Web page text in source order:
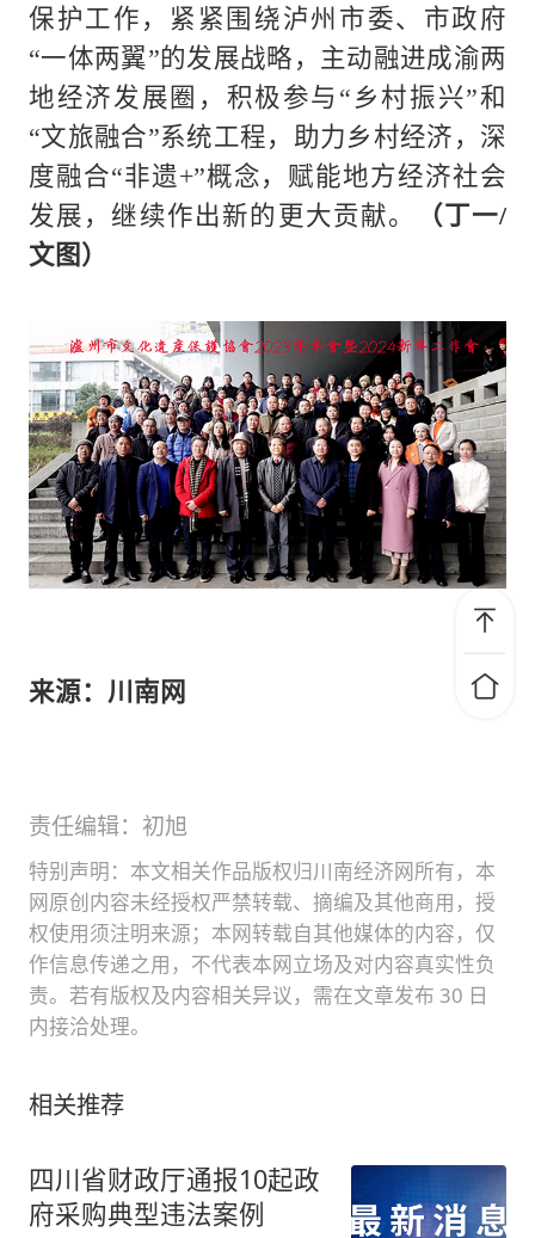
保护工作，紧紧围绕泸州市委、市政府
“一体两翼”的发展战略，主动融进成渝两
地经济发展圈，积极参与“乡村振兴”和
“文旅融合”系统工程，助力乡村经济，深
度融合“非遗+”概念，赋能地方经济社会
发展，继续作出新的更大贡献。
（丁一/
文图）
来源：川南网
责任编辑：初旭
特别声明：本文相关作品版权归川南经济网所有，本
网原创内容未经授权严禁转载、摘编及其他商用，授
权使用须注明来源；本网转载自其他媒体的内容，仅
作信息传递之用，不代表本网立场及对内容真实性负
责。若有版权及内容相关异议，需在文章发布 30 日
内接洽处理。
相关推荐
四川省财政厅通报10起政
府采购典型违法案例